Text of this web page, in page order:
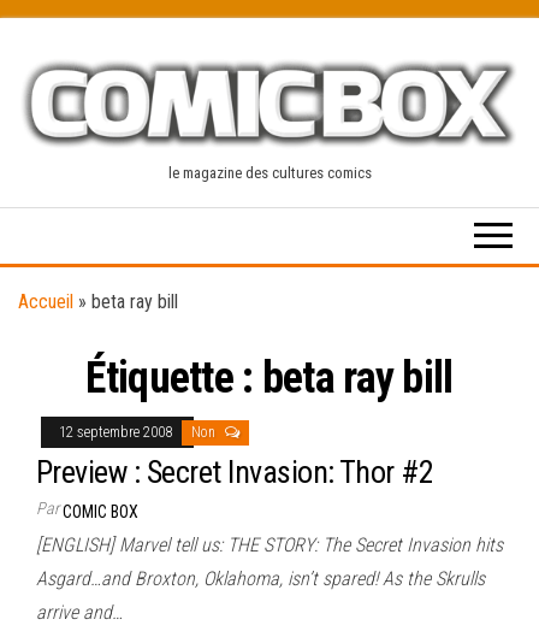
content
le magazine des cultures comics
Accueil » beta ray bill
Étiquette : beta ray bill
12 septembre 2008 Non
Preview : Secret Invasion: Thor #2
ParCOMIC BOX
[ENGLISH] Marvel tell us: THE STORY: The Secret Invasion hits
Asgard…and Broxton, Oklahoma, isn’t spared! As the Skrulls
arrive and…